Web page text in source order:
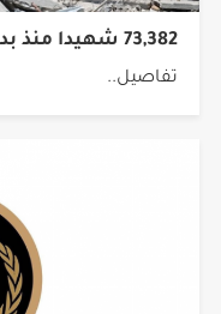
73,382 شهيدا منذ بدء حرب الإبادة على قطاع غزة
تفاصيل..